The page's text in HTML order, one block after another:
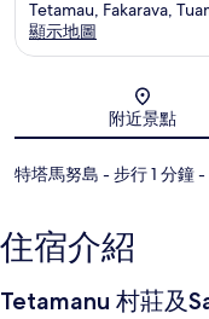
Tetamau, Fakarava,
顯示地圖
附近景點
特塔馬努島 - 步行 1 分鐘-
住宿介紹
Tetamanu 村莊及